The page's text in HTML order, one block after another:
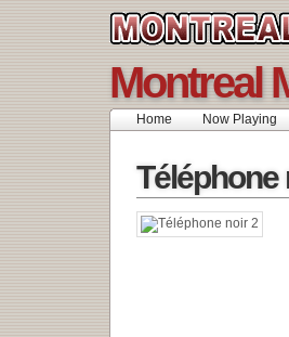
Montreal
Home Now Playing
Téléphone